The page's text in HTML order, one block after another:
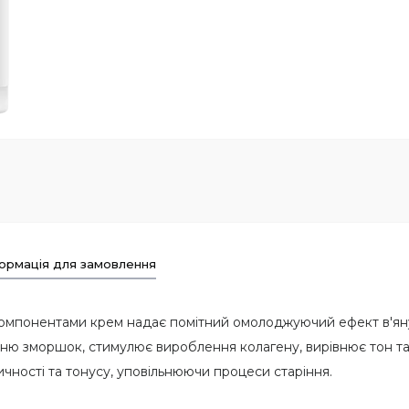
для замовлення
крем надає помітний омолоджуючий ефект
зморшок, стимулює вироблення колагену, вирівнює тон
та тонусу, уповільнюючи процеси старіння.